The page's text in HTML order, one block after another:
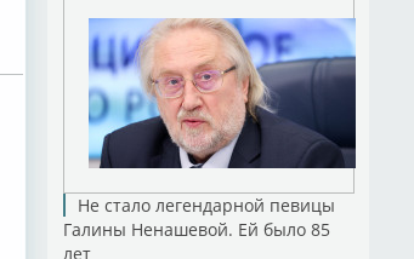
Не стало легендарной певицы
Галины Ненашевой. Ей было 85
лет